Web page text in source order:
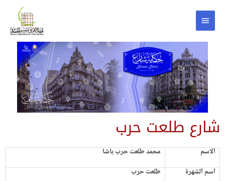
شارع طلعت حرب
الاسم
محمد طلعت حرب باشا
اسم الشهرة
طلعت حرب